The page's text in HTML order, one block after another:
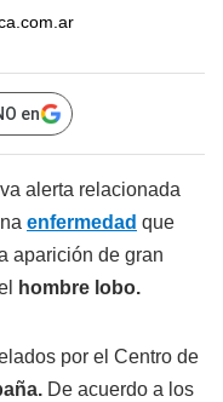
en
alerta relacionada
enfermedad que
aparición de gran
hombre lobo.
por el Centro de
De acuerdo a los